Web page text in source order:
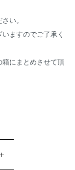
い。
ますのでご了承く
にまとめさせて頂